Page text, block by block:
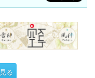
る